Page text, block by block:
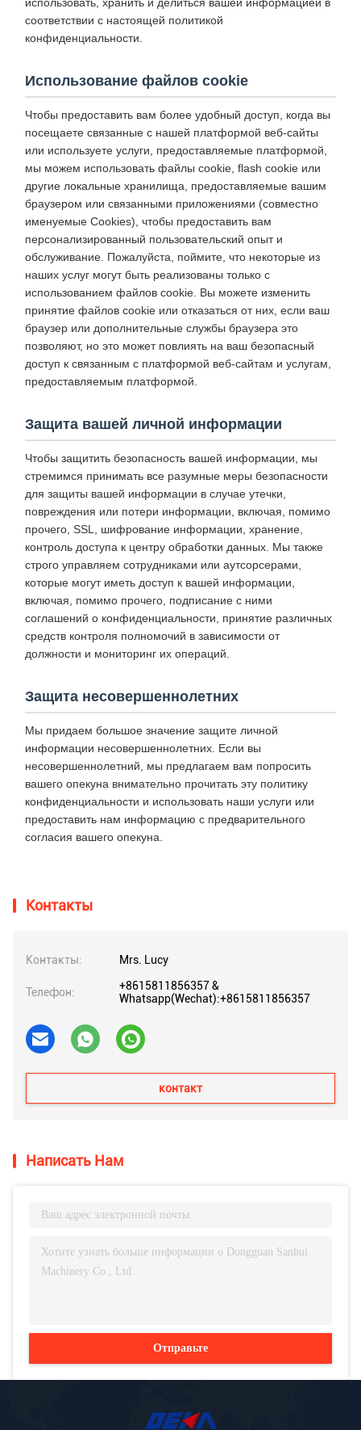
соответствии с настоящей политикой
конфиденциальности.
Использование файлов cookie
Чтобы предоставить вам более удобный доступ, когда вы
посещаете связанные с нашей платформой веб-сайты
или используете услуги, предоставляемые платформой,
мы можем использовать файлы cookie, flash cookie или
другие локальные хранилища, предоставляемые вашим
браузером или связанными приложениями (совместно
именуемые Cookies), чтобы предоставить вам
персонализированный пользовательский опыт и
обслуживание. Пожалуйста, поймите, что некоторые из
наших услуг могут быть реализованы только с
использованием файлов cookie. Вы можете изменить
принятие файлов cookie или отказаться от них, если ваш
браузер или дополнительные службы браузера это
позволяют, но это может повлиять на ваш безопасный
доступ к связанным с платформой веб-сайтам и услугам,
предоставляемым платформой.
Защита вашей личной информации
Чтобы защитить безопасность вашей информации, мы
стремимся принимать все разумные меры безопасности
для защиты вашей информации в случае утечки,
повреждения или потери информации, включая, помимо
прочего, SSL, шифрование информации, хранение,
контроль доступа к центру обработки данных. Мы также
строго управляем сотрудниками или аутсорсерами,
которые могут иметь доступ к вашей информации,
включая, помимо прочего, подписание с ними
соглашений о конфиденциальности, принятие различных
средств контроля полномочий в зависимости от
должности и мониторинг их операций.
Защита несовершеннолетних
Мы придаем большое значение защите личной
информации несовершеннолетних. Если вы
несовершеннолетний, мы предлагаем вам попросить
вашего опекуна внимательно прочитать эту политику
конфиденциальности и использовать наши услуги или
предоставить нам информацию с предварительного
согласия вашего опекуна.
Контакты
Контакты: Mrs. Lucy
Телефон:
+8615811856357 &
Whatsapp(Wechat):+8615811856357
контакт
Написать Нам
Отправьте